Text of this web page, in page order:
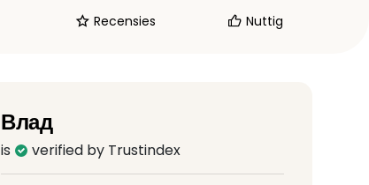
Recensies Nuttig
Влад
is verified by Trustindex